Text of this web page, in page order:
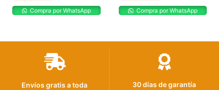
Compra por WhatsApp Compra por WhatsApp
Envíos gratis a toda
30 días de garantía